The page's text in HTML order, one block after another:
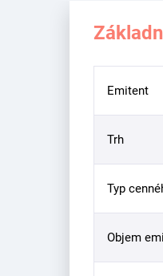
Emitent
Trh
Typ
Objem